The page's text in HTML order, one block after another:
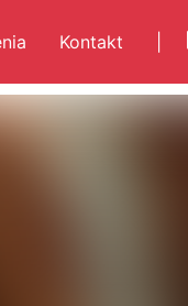
Kontakt